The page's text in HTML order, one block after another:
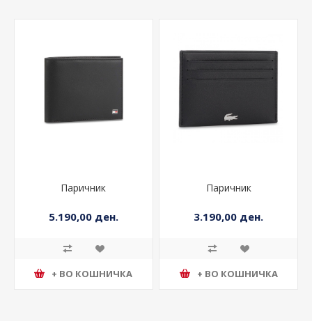
Паричник
5.190,00 ден.
+ ВО КОШНИЧКА
Паричник
3.190,00 ден.
+ ВО КОШНИЧКА